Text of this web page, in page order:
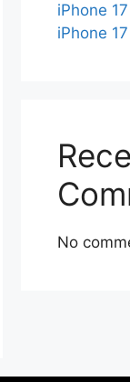
iPhone
iPhone
No